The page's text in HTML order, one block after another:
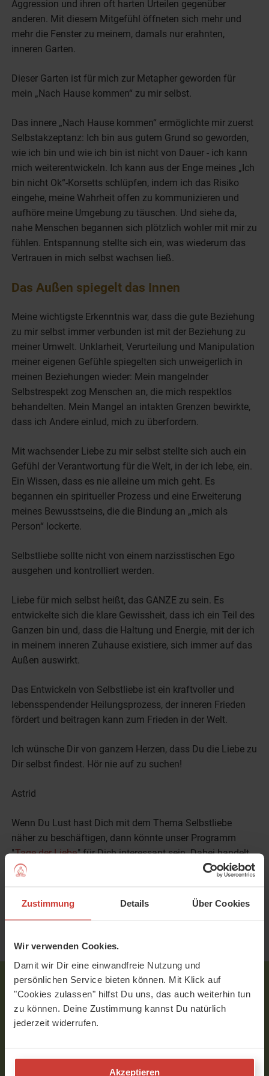
Zustimmung Details Über Cookies
Wir verwenden Cookies.
Damit wir Dir eine einwandfreie Nutzung und
persönlichen Service bieten können. Mit Klick auf
"Cookies zulassen" hilfst Du uns, das auch weiterhin tun
zu können. Deine Zustimmung kannst Du natürlich
jederzeit widerrufen.
Akzeptieren
Aggression und ihren oft harten Urteilen gegenüber
anderen. Mit diesem Mitgefühl öffneten sich mehr und
mehr die Fenster zu meinem, damals nur erahnten,
inneren Garten.
Dieser Garten ist für mich zur Metapher geworden für
mein „Nach Hause kommen“ zu mir selbst.
Das innere „Nach Hause kommen“ ermöglichte mir zuerst
Selbstakzeptanz: Ich bin aus gutem Grund so geworden,
wie ich bin und wie ich bin ist nicht von Dauer - ich kann
mich weiterentwickeln. Ich kann aus der Enge meines „Ich
bin nicht Ok“-Korsetts schlüpfen, indem ich das Risiko
eingehe, meine Wahrheit offen zu kommunizieren und
aufhöre meine Umgebung zu täuschen. Und siehe da,
nahe Menschen begannen sich plötzlich wohler mit mir zu
fühlen. Entspannung stellte sich ein, was wiederum das
Vertrauen in mich selbst wachsen ließ.
Das Außen spiegelt das Innen
Meine wichtigste Erkenntnis war, dass die gute Beziehung
zu mir selbst immer verbunden ist mit der Beziehung zu
meiner Umwelt. Unklarheit, Verurteilung und Manipulation
meiner eigenen Gefühle spiegelten sich unweigerlich in
meinen Beziehungen wieder: Mein mangelnder
Selbstrespekt zog Menschen an, die mich respektlos
behandelten. Mein Mangel an intakten Grenzen bewirkte,
dass ich Andere einlud, mich zu überfordern.
Mit wachsender Liebe zu mir selbst stellte sich auch ein
Gefühl der Verantwortung für die Welt, in der ich lebe, ein.
Ein Wissen, dass es nie alleine um mich geht. Es
begannen ein spiritueller Prozess und eine Erweiterung
meines Bewusstseins, die die Bindung an „mich als
Person“ lockerte.
Selbstliebe sollte nicht von einem narzisstischen Ego
ausgehen und kontrolliert werden.
Liebe für mich selbst heißt, das GANZE zu sein. Es
entwickelte sich die klare Gewissheit, dass ich ein Teil des
Ganzen bin und, dass die Haltung und Energie, mit der ich
in meinem inneren Zuhause existiere, sich immer auf das
Außen auswirkt.
Das Entwickeln von Selbstliebe ist ein kraftvoller und
lebensspendender Heilungsprozess, der inneren Frieden
fördert und beitragen kann zum Frieden in der Welt.
Ich wünsche Dir von ganzem Herzen, dass Du die Liebe zu
Dir selbst findest. Hör nie auf zu suchen!
Astrid
Wenn Du Lust hast Dich mit dem Thema Selbstliebe
näher zu beschäftigen, dann könnte unser Programm
"Tage der Liebe" für Dich interessant sein. Dabei handelt
es sich um ein elftägiges Online-Video-Programm mit
Alltag.
ZUM PROGRAMM: TAGE DER LIEBE
Neu bei uns?
Mutter-Element: Blog-Artikel